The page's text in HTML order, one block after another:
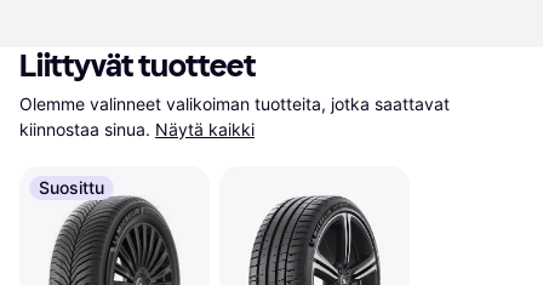
Liittyvät tuotteet
Olemme valinneet valikoiman tuotteita, jotka saattavat
kiinnostaa sinua. Näytä kaikki
Suosittu